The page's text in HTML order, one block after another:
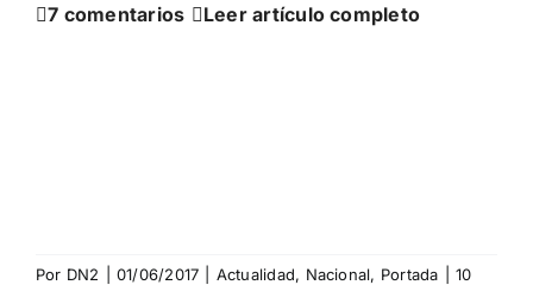
7 comentarios Leer artículo completo
Por DN2 01/06/2017 Actualidad, Nacional, Portada
10